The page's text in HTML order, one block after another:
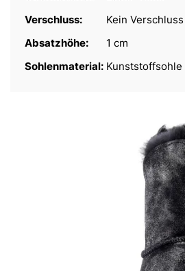
Verschluss:
Kein Verschluss
Absatzhöhe:
1 cm
Sohlenmaterial: Kunststoffsohle